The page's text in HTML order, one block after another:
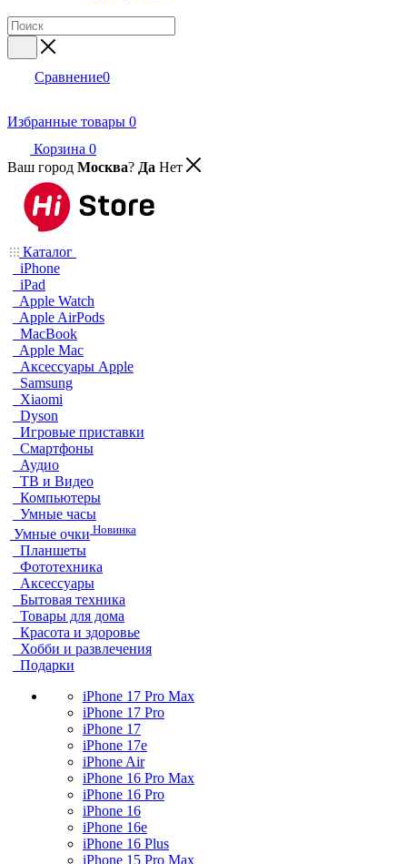
Сравнение0
Избранные товары 0
Корзина 0
Ваш город Москва? Да Нет
Каталог
iPhone
iPad
Apple Watch
Apple AirPods
MacBook
Apple Mac
Аксессуары Apple
Samsung
Xiaomi
Dyson
Игровые приставки
Смартфоны
Аудио
ТВ и Видео
Компьютеры
Умные часы
Умные очки Новинка
Планшеты
Фототехника
Аксессуары
Бытовая техника
Товары для дома
Красота и здоровье
Хобби и развлечения
Подарки
iPhone 17 Pro Max
iPhone 17 Pro
iPhone 17
iPhone 17e
iPhone Air
iPhone 16 Pro Max
iPhone 16 Pro
iPhone 16
iPhone 16e
iPhone 16 Plus
iPhone 15 Pro Max